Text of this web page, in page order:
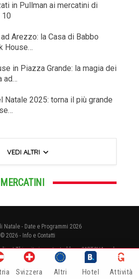
in Pullman ai mercatini di
10
Arezzo: la Casa di Babbo
House…
in Piazza Grande: la magia dei
ad…
Natale 2025: torna il più grande
VEDI ALTRI
Natale - Date e Programmi 2026
© 2026 - Info e Contatti
| This site is protected by reCAPTCHA and
Policy andTerms of Service
apply. | P.Iva
IT07302610485
Svizzera Altri Hotel Attività